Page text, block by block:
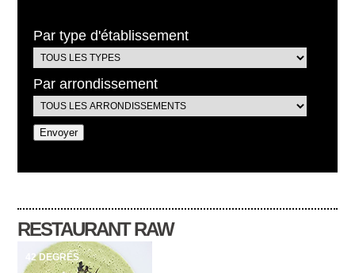
Par type d'établissement
Par arrondissement
RESTAURANT RAW
42 DEGRÉS